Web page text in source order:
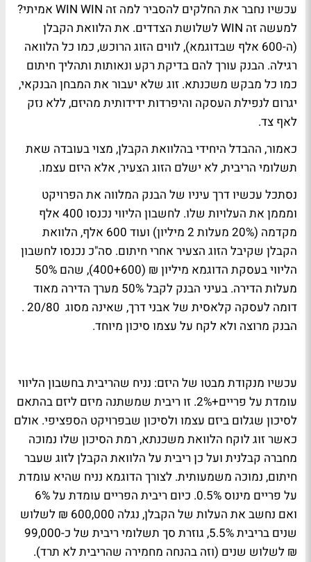
עכשיו נחבר את החלקים להסביר למה זה WIN
WIN אמיתי?
למעשה זה WIN לשלושת הצדדים. את הלוואת הקבלן
(ה-600 אלף שבדוגמא), לווים הזוג הרוכש, כמו כל הלוואה
רגילה. הבנק עורך להם בדיקת רקע ונאותות ותהליך חיתום
כמו כל מבקש משכנתא. זוג שלא יעבור את המבחן הבנקאי,
יגרום לנפילת העסקה והיפרדות ידידותית מהיזם, ללא נזק
לאף צד.
כאמור, ההבדל היחידי בהלוואת הקבלן, מצוי בעובדה שאת
תשלומי הריבית, לא ישלם הזוג הצעיר, אלא היזם עצמו.
נסתכל עכשיו דרך עיניו של הבנק המלווה את הפרויקט
ומממן את העלויות שלו. לחשבון הליווי נכנסו 400 אלף
מקדמה (20% מעלות 2 מיליון) ועוד 600 אלף, הלוואת
הקבלן שקיבל הזוג הצעיר אחרי חיתום. סה"כ נכנסו לחשבון
הליווי בעסקת הדוגמא מיליון ₪ (400+600), שהם 50%
מעלות הדירה. בעיני הבנק לקבל 50% מערך הדירה מאוד
דומה לעסקה קלאסית של אבני דרך, שאינה מסוג 20/80 .
הבנק מרוצה ולא לקח על עצמו סיכון מיוחד.
עכשיו מנקודת מבטו של היזם: נניח שהריבית בחשבון הליווי
עומדת על פריים+2%. זו ריבית שמשתנה מיזם ליזם בהתאם
לסיכון שגלום ביזם עצמו ולסיכון שבפרויקט הספציפי. אולם
כאשר זוג לוקח הלוואת משכנתא, רמת הסיכון שלו נמוכה
מחברה קבלנית ועל כן ריבית על הלוואת הקבלן לזוג שעבר
חיתום, נמוכה משמעותית. לצורך הדוגמא נניח שהיא עומדת
על פריים מינוס 0.5%. כיום ריבית הפריים עומדת על 6%
ואם נחשב את העלות של הקבלן, נגלה 600,000 ₪ לשלוש
שנים בריבית 5.5%, גוזרת סך תשלומי ריבית של כ-99,000
₪ לשלוש שנים (וזה בהנחה מחמירה שהריבית לא תרד).